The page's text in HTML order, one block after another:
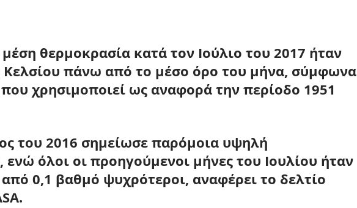
θερμοκρασία κατά τον Ιούλιο του 2017 ήταν
πάνω από το μέσο όρο του μήνα, σύμφωνα
που χρησιμοποιεί ως αναφορά την περίοδο 1951
του 2016 σημείωσε παρόμοια υψηλή
ενώ όλοι οι προηγούμενοι μήνες του Ιουλίου ήταν
0,1 βαθμό ψυχρότεροι, αναφέρει το δελτίο